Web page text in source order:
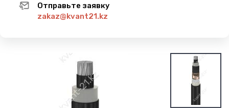
Отправьте заявку
zakaz@kvant21.kz